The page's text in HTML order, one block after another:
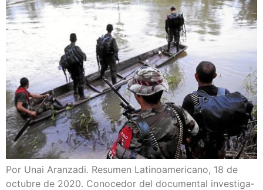
Por Unai Aran­za­di. Resu­men Lati­no­ame­ri­cano, 18 de
octu­bre de 2020. Cono­ce­dor del docu­men­tal inves­ti­ga­